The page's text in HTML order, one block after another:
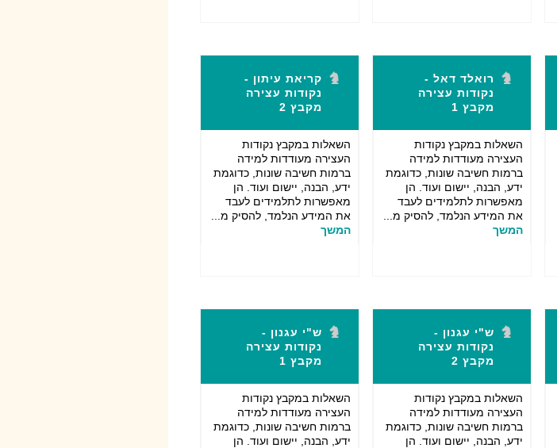
רואלד דאל -
נקודות עצירה
מקבץ 1
השאלות במקבץ נקודות
העצירה מעודדות למידה
ברמות חשיבה שונות, כדוגמת
ידע, הבנה, יישום ועוד. הן
מאפשרות לתלמידים לעבד
את המידע הנלמד, להסיק מ...
המשך
קריאת עיתון -
נקודות עצירה
מקבץ 2
השאלות במקבץ נקודות
העצירה מעודדות למידה
ברמות חשיבה שונות, כדוגמת
ידע, הבנה, יישום ועוד. הן
מאפשרות לתלמידים לעבד
את המידע הנלמד, להסיק מ...
המשך
ש"י עגנון -
נקודות עצירה
מקבץ 2
השאלות במקבץ נקודות
העצירה מעודדות למידה
ברמות חשיבה שונות, כדוגמת
ידע, הבנה, יישום ועוד. הן
ש"י עגנון -
נקודות עצירה
מקבץ 1
השאלות במקבץ נקודות
העצירה מעודדות למידה
ברמות חשיבה שונות, כדוגמת
ידע, הבנה, יישום ועוד. הן